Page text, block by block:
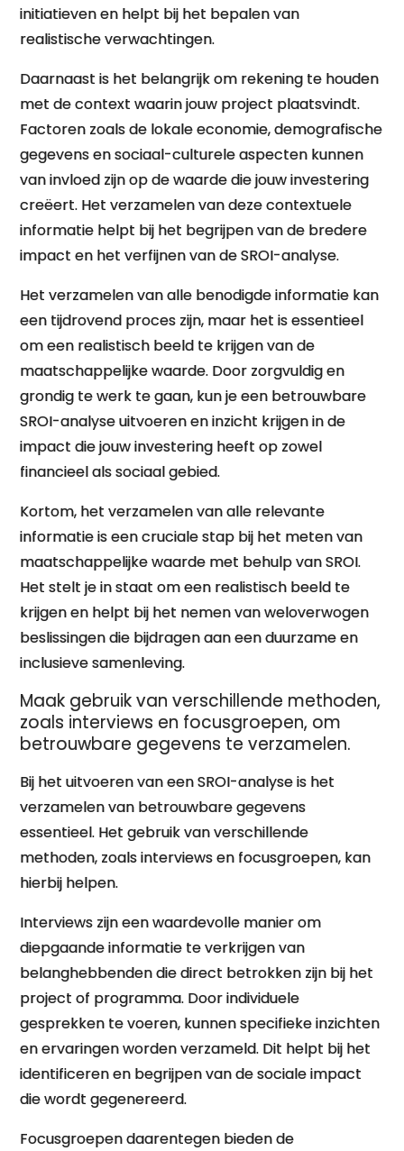
initiatieven en helpt bij het bepalen van
realistische verwachtingen.
Daarnaast is het belangrijk om rekening te houden
met de context waarin jouw project plaatsvindt.
Factoren zoals de lokale economie, demografische
gegevens en sociaal-culturele aspecten kunnen
van invloed zijn op de waarde die jouw investering
creëert. Het verzamelen van deze contextuele
informatie helpt bij het begrijpen van de bredere
impact en het verfijnen van de SROI-analyse.
Het verzamelen van alle benodigde informatie kan
een tijdrovend proces zijn, maar het is essentieel
om een realistisch beeld te krijgen van de
maatschappelijke waarde. Door zorgvuldig en
grondig te werk te gaan, kun je een betrouwbare
SROI-analyse uitvoeren en inzicht krijgen in de
impact die jouw investering heeft op zowel
financieel als sociaal gebied.
Kortom, het verzamelen van alle relevante
informatie is een cruciale stap bij het meten van
maatschappelijke waarde met behulp van SROI.
Het stelt je in staat om een realistisch beeld te
krijgen en helpt bij het nemen van weloverwogen
beslissingen die bijdragen aan een duurzame en
inclusieve samenleving.
Maak gebruik van verschillende methoden,
zoals interviews en focusgroepen, om
betrouwbare gegevens te verzamelen.
Bij het uitvoeren van een SROI-analyse is het
verzamelen van betrouwbare gegevens
essentieel. Het gebruik van verschillende
methoden, zoals interviews en focusgroepen, kan
hierbij helpen.
Interviews zijn een waardevolle manier om
diepgaande informatie te verkrijgen van
belanghebbenden die direct betrokken zijn bij het
project of programma. Door individuele
gesprekken te voeren, kunnen specifieke inzichten
en ervaringen worden verzameld. Dit helpt bij het
identificeren en begrijpen van de sociale impact
die wordt gegenereerd.
Focusgroepen daarentegen bieden de